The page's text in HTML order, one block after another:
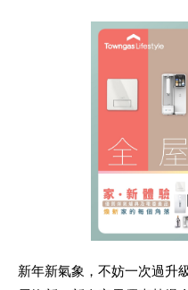
新年新氣象，不妨一次過升